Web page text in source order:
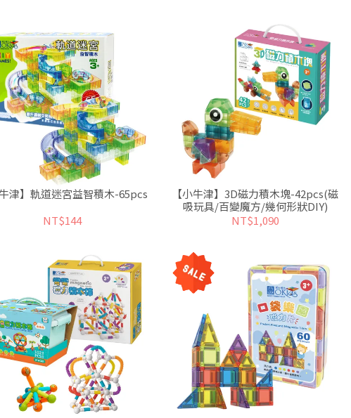
津】軌道迷宮益智積木-65pcs
NT$144
【小牛津】3D磁力積木塊-42pcs(磁
吸玩具/百變魔方/幾何形狀DIY)
NT$1,090